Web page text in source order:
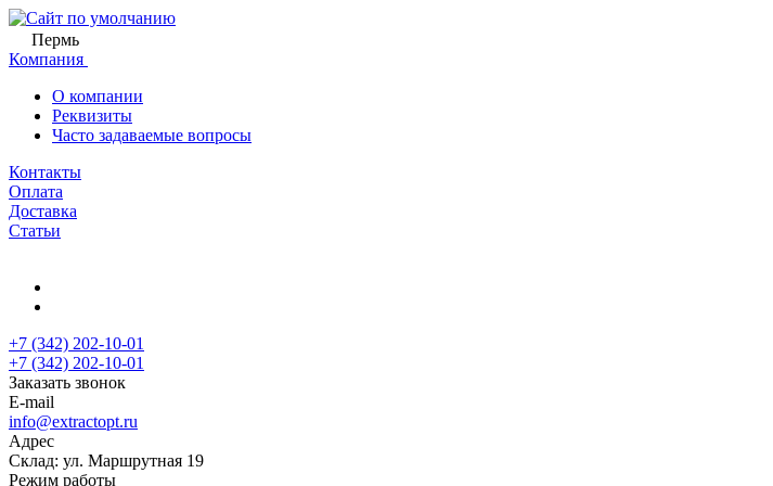
Пермь
Компания
О компании
Реквизиты
Часто задаваемые вопросы
Контакты
Оплата
Доставка
Статьи
+7 (342) 202-10-01
+7 (342) 202-10-01
Заказать звонок
E-mail
info@extractopt.ru
Адрес
Склад: ул. Маршрутная 19
Режим работы